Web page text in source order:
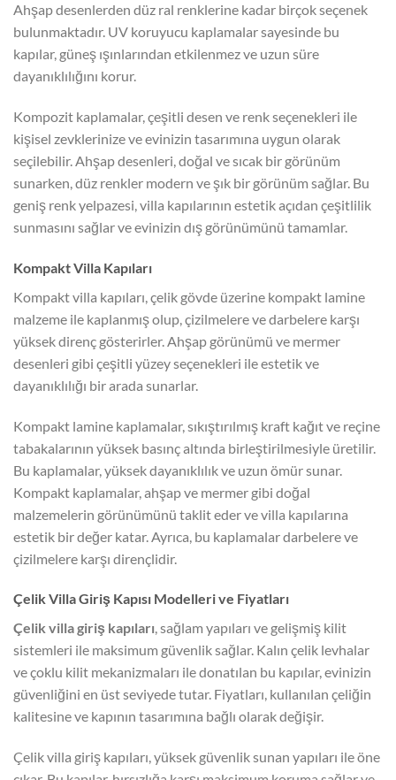
Ahşap desenlerden düz ral renklerine kadar birçok seçenek
bulunmaktadır. UV koruyucu kaplamalar sayesinde bu
kapılar, güneş ışınlarından etkilenmez ve uzun süre
dayanıklılığını korur.
Kompozit kaplamalar, çeşitli desen ve renk seçenekleri ile
kişisel zevklerinize ve evinizin tasarımına uygun olarak
seçilebilir. Ahşap desenleri, doğal ve sıcak bir görünüm
sunarken, düz renkler modern ve şık bir görünüm sağlar. Bu
geniş renk yelpazesi, villa kapılarının estetik açıdan çeşitlilik
sunmasını sağlar ve evinizin dış görünümünü tamamlar.
Kompakt Villa Kapıları
Kompakt villa kapıları, çelik gövde üzerine kompakt lamine
malzeme ile kaplanmış olup, çizilmelere ve darbelere karşı
yüksek direnç gösterirler. Ahşap görünümü ve mermer
desenleri gibi çeşitli yüzey seçenekleri ile estetik ve
dayanıklılığı bir arada sunarlar.
Kompakt lamine kaplamalar, sıkıştırılmış kraft kağıt ve reçine
tabakalarının yüksek basınç altında birleştirilmesiyle üretilir.
Bu kaplamalar, yüksek dayanıklılık ve uzun ömür sunar.
Kompakt kaplamalar, ahşap ve mermer gibi doğal
malzemelerin görünümünü taklit eder ve villa kapılarına
estetik bir değer katar. Ayrıca, bu kaplamalar darbelere ve
çizilmelere karşı dirençlidir.
Çelik Villa Giriş Kapısı Modelleri ve Fiyatları
Çelik villa giriş kapıları, sağlam yapıları ve gelişmiş kilit
sistemleri ile maksimum güvenlik sağlar. Kalın çelik levhalar
ve çoklu kilit mekanizmaları ile donatılan bu kapılar, evinizin
güvenliğini en üst seviyede tutar. Fiyatları, kullanılan çeliğin
kalitesine ve kapının tasarımına bağlı olarak değişir.
Çelik villa giriş kapıları, yüksek güvenlik sunan yapıları ile öne